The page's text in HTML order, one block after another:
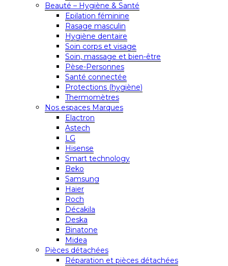
Beauté – Hygiène & Santé
Epilation féminine
Rasage masculin
Hygiène dentaire
Soin corps et visage
Soin, massage et bien-être
Pèse-Personnes
Santé connectée
Protections (hygiène)
Thermomètres
Nos espaces Marques
Elactron
Astech
LG
Hisense
Smart technology
Beko
Samsung
Haier
Roch
Décakila
Deska
Binatone
Midea
Pièces détachées
Réparation et pièces détachées